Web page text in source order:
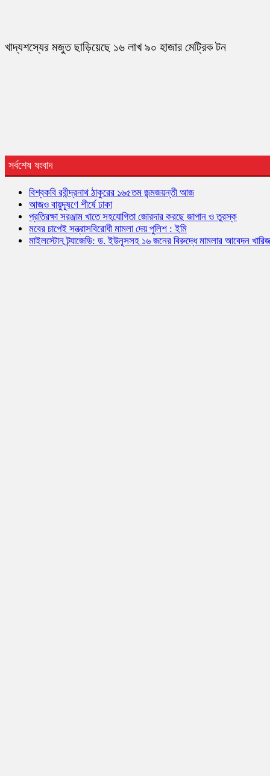
খাদ্যশস্যের মজুত ছাড়িয়েছে ১৬ লাখ ৯০ হাজার মেট্রিক টন
সর্বশেষ ষংবাদ
বিশ্বকবি রবীন্দ্রনাথ ঠাকুরের ১৬৫তম জন্মজয়ন্তী আজ
আজও বায়ুদূষণে শীর্ষে ঢাকা
প্রতিরক্ষা সরঞ্জাম খাতে সহযোগিতা জোরদার করছে জাপান ও তুরস্ক
মবের চাপেই সন্ত্রাসবিরোধী মামলা দেয় পুলিশ : ইমি
মাইলস্টোন ট্র্যাজেডি: ড. ইউনূসসহ ১৬ জনের বিরুদ্ধে মামলার আবেদন খারিজ